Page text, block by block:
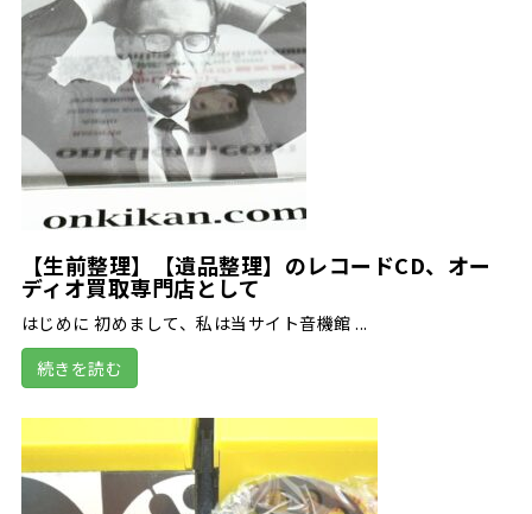
【生前整理】【遺品整理】のレコードCD、オー
ディオ買取専門店として
はじめに 初めまして、私は当サイト音機館 ...
続きを読む